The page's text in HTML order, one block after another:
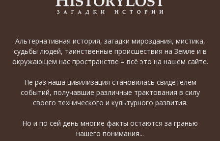
Альтернативная история, загадки мироздания, мистика,
судьбы людей, таинственные происшествия на Земле и в
окружающем нас пространстве – всё это на нашем сайте.
Не раз наша цивилизация становилась свидетелем
событий, получавшие различные трактования в силу
своего технического и культурного развития.
Но и по сей день многие факты остаются за гранью
нашего понимания...